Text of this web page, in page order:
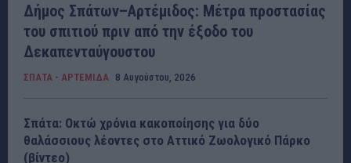
Δήμος Σπάτων–Αρτέμιδος: Μέτρα προστασίας
του σπιτιού πριν από την έξοδο του
Δεκαπενταύγουστου
ΣΠΑΤΑ - ΑΡΤΕΜΙΔΑ 8 Αυγούστου, 2026
Σπάτα: Οκτώ χρόνια κακοποίησης για δύο
θαλάσσιους λέοντες στο Αττικό Ζωολογικό Πάρκο
(βίντεο)